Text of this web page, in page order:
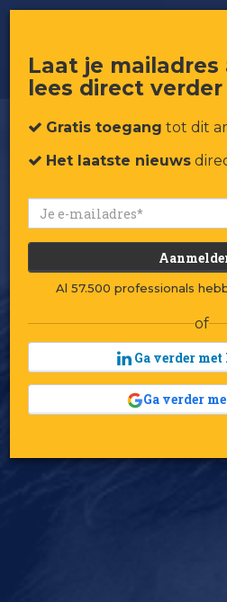
Laat je
lees direct verder
Gratis toegang tot dit
Het laatste nieuws
Al 57.500 professionals
of
Ga verder
Ga verder